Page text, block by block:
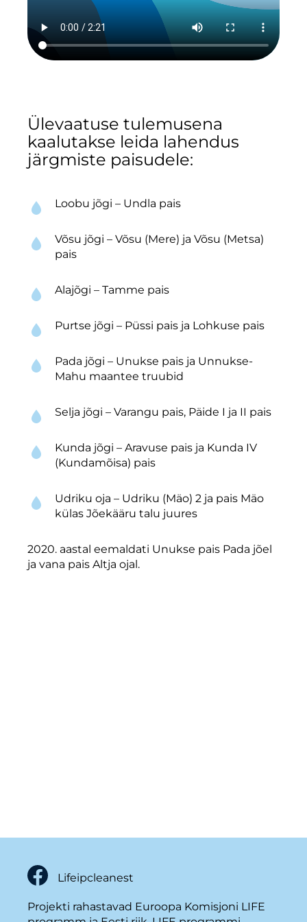
Ülevaatuse tulemusena
kaalutakse leida lahendus
järgmiste paisudele:
Loobu jõgi – Undla pais
Võsu jõgi – Võsu (Mere) ja Võsu (Metsa)
pais
Alajõgi – Tamme pais
Purtse jõgi – Püssi pais ja Lohkuse pais
Pada jõgi – Unukse pais ja Unnukse-
Mahu maantee truubid
Selja jõgi – Varangu pais, Päide I ja II pais
Kunda jõgi – Aravuse pais ja Kunda IV
(Kundamõisa) pais
Udriku oja – Udriku (Mäo) 2 ja pais Mäo
külas Jõekääru talu juures
2020. aastal eemaldati Unukse pais Pada jõel
ja vana pais Altja ojal.
Lifeipcleanest
Projekti rahastavad Euroopa Komisjoni LIFE